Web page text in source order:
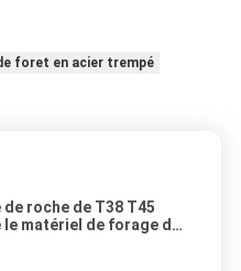
foret en acier trempé
roche de T38 T45
le matériel de forage de